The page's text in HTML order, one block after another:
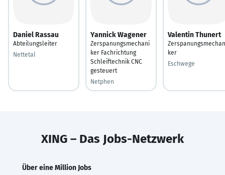
Daniel Rassau
Abteilungsleiter
Nettetal
Yannick Wagener
Zerspanungsmechani
ker Fachrichtung
Schleiftechnik CNC
gesteuert
Netphen
Valentin Thunert
ker
Eschwege
XING – Das Jobs-Netzwerk
Über eine Million Jobs